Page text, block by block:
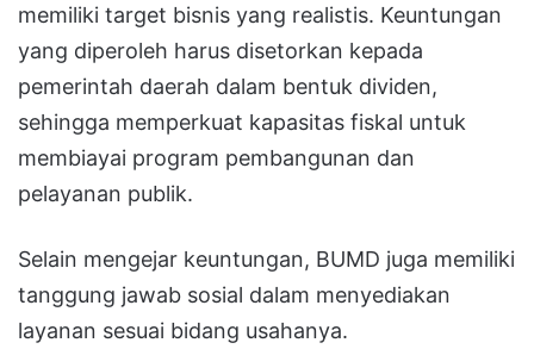
memiliki target bisnis yang realistis. Keuntungan
yang diperoleh harus disetorkan kepada
pemerintah daerah dalam bentuk dividen,
sehingga memperkuat kapasitas fiskal untuk
membiayai program pembangunan dan
pelayanan publik.
Selain mengejar keuntungan, BUMD juga memiliki
tanggung jawab sosial dalam menyediakan
layanan sesuai bidang usahanya.